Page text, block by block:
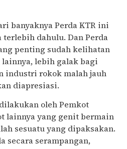
banyaknya Perda KTR ini
terlebih dahulu. Dan Perda
penting sudah kelihatan
lainnya, lebih galak bagi
industri rokok malah jauh
diapresiasi.
oleh Pemkot
lainnya yang genit bermain
sesuatu yang dipaksakan.
secara serampangan,